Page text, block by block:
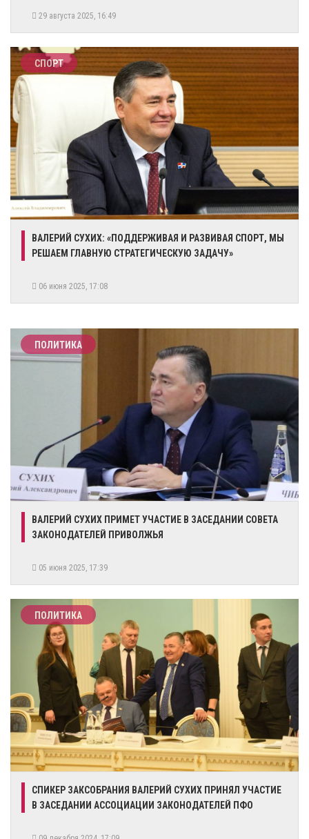
29 августа 2025, 16:49
СПОРТ
ВАЛЕРИЙ СУХИХ: «ПОДДЕРЖИВАЯ И РАЗВИВАЯ СПОРТ, МЫ
РЕШАЕМ ГЛАВНУЮ СТРАТЕГИЧЕСКУЮ ЗАДАЧУ»
06 июня 2025, 17:08
ПОЛИТИКА
​ВАЛЕРИЙ СУХИХ ПРИМЕТ УЧАСТИЕ В ЗАСЕДАНИИ СОВЕТА
ЗАКОНОДАТЕЛЕЙ ПРИВОЛЖЬЯ
05 июня 2025, 17:39
ПОЛИТИКА
​СПИКЕР ЗАКСОБРАНИЯ ВАЛЕРИЙ СУХИХ ПРИНЯЛ УЧАСТИЕ
В ЗАСЕДАНИИ АССОЦИАЦИИ ЗАКОНОДАТЕЛЕЙ ПФО